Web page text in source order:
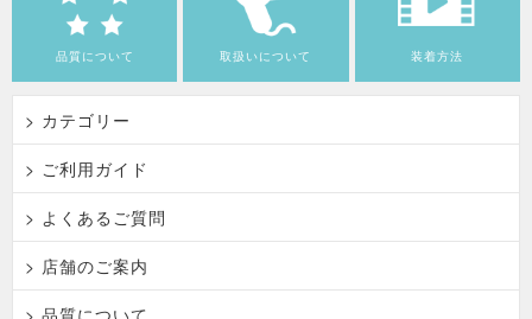
品質について 取扱いについて 装着方法
> カテゴリー
> ご利用ガイド
> よくあるご質問
> 店舗のご案内
> 品質について